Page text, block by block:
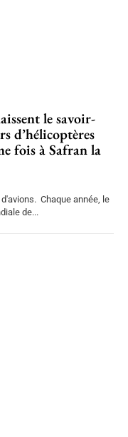
le savoir-
d’hélicoptères
fois à Safran la
année, le
de...